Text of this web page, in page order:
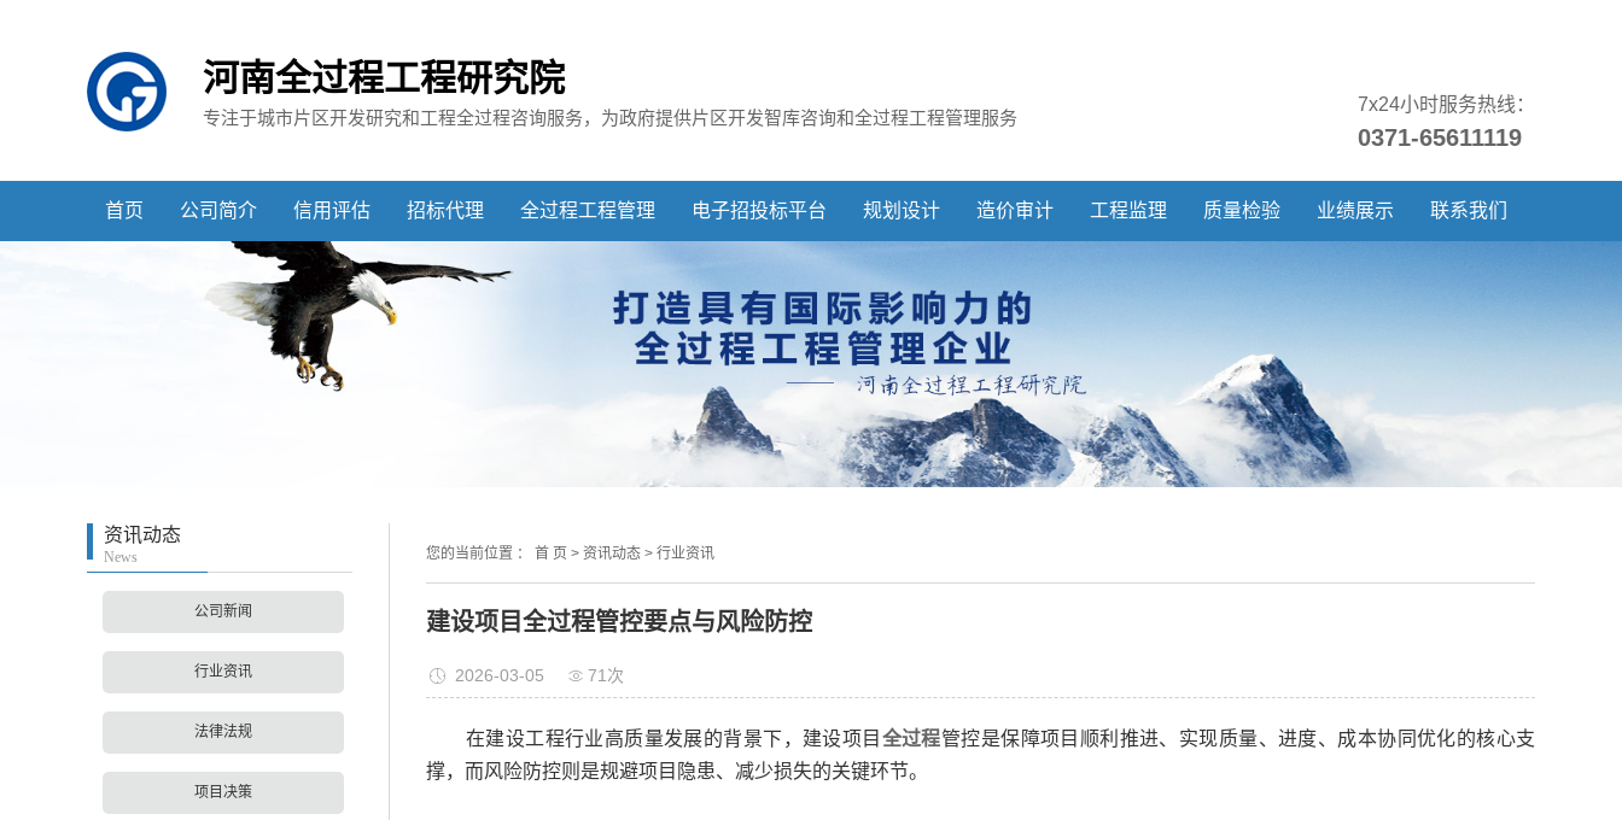
河南全过程工程研究院
专注于城市片区开发研究和工程全过程咨询服务， 为政府提供片区开发智库咨询和全过程工程管理服务
7x24小时服务热线：
0371-65611119
首页 公司简介 信用评估 招标代理 全过程工程管理 电子招投标平台 规划设计 造价审计 工程监理 质量检验 业绩展示 联系我们
资讯动态
News
公司新闻
行业资讯
法律法规
项目决策
您的当前位置 ： 首 页 > 资讯动态 > 行业资讯
建设项目全过程管控要点与风险防控
2026-03-05 71次
在建设工程行业高质量发展的背景下，建设项目 全过程管控是保障项目顺利推进、实现质量、进度、成本协同优化的核心支
撑，而风险防控则是规避项目隐患、减少损失的关键环节。